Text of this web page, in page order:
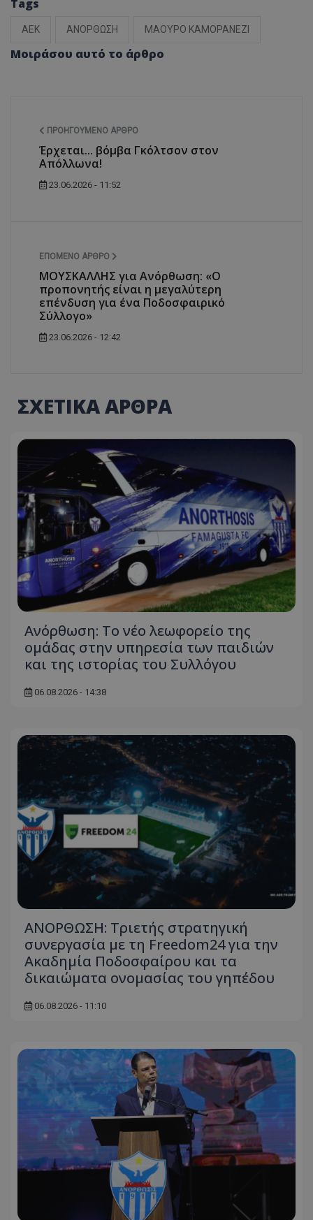
Tags
ΑΕΚ ΑΝΟΡΘΩΣΗ ΜΑΟΥΡΟ ΚΑΜΟΡΑΝΕΖΙ
Μοιράσου αυτό το άρθρο
ΠΡΟΗΓΟΎΜΕΝΟ ΆΡΘΡΟ
Έρχεται... βόμβα Γκόλτσον στον
Απόλλωνα!
23.06.2026 - 11:52
ΕΠΌΜΕΝΟ ΆΡΘΡΟ
ΜΟΥΣΚΑΛΛΗΣ για Ανόρθωση: «Ο
προπονητής είναι η μεγαλύτερη
επένδυση για ένα Ποδοσφαιρικό
Σύλλογο»
23.06.2026 - 12:42
ΣΧΕΤΙΚΑ ΑΡΘΡΑ
Ανόρθωση: Το νέο λεωφορείο της
ομάδας στην υπηρεσία των παιδιών
και της ιστορίας του Συλλόγου
06.08.2026 - 14:38
ΑΝΟΡΘΩΣΗ: Τριετής στρατηγική
συνεργασία με τη Freedom24 για την
Ακαδημία Ποδοσφαίρου και τα
δικαιώματα ονομασίας του γηπέδου
06.08.2026 - 11:10